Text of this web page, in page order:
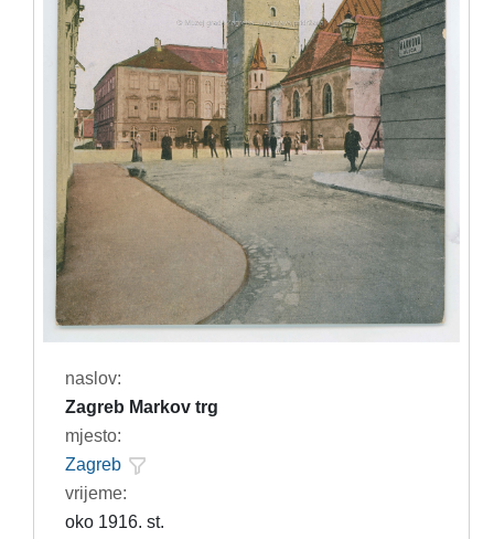
naslov:
Zagreb Markov trg
mjesto:
Zagreb
vrijeme:
oko 1916. st.